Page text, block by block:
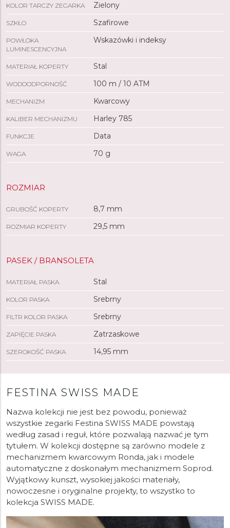
KOLOR TARCZY ZEGARKA Zielony
SZKŁO Szafirowe
POWŁOKA
LUMINESCENCYJNA
Wskazówki i indeksy
MATERIAŁ KOPERTY Stal
WODOODPORNOŚĆ 100 m / 10 ATM
MECHANIZM Kwarcowy
KALIBER MECHANIZMU Harley 785
FUNKCJE Data
WAGA 70 g
ROZMIAR
GRUBOŚĆ KOPERTY 8,7 mm
ROZMIAR KOPERTY 29,5 mm
PASEK / BRANSOLETA
MATERIAŁ PASKA Stal
KOLOR PASKA Srebrny
FILTR KOLOR PASKA Srebrny
ZAPIĘCIE PASKA Zatrzaskowe
SZEROKOŚĆ PASKA 14,95 mm
FESTINA SWISS MADE
Nazwa kolekcji nie jest bez powodu, ponieważ
wszystkie zegarki Festina SWISS MADE powstają
według zasad i reguł, które pozwalają nazwać je tym
tytułem. W kolekcji dostępne są zarówno modele z
mechanizmem kwarcowym Ronda, jak i modele
automatyczne z doskonałym mechanizmem Soprod.
Wyjątkowy kunszt, wysokiej jakości materiały,
nowoczesne i oryginalne projekty, to wszystko to
kolekcja SWISS MADE.